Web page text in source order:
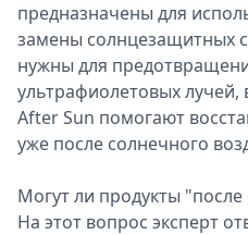
предназначены для
замены солнцезащитных
нужны для
ультрафиолетовых лучей,
After Sun помогают
уже после солнечного
Могут ли продукты
На этот вопрос эксперт